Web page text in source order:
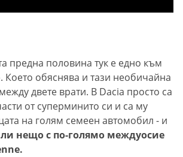
предна половина тук е едно към
Което обяснява и тази необичайна
двете врати. В Dacia просто са
от суперминито си и са му
на голям семеен автомобил - и
нещо с по-голямо междуосие